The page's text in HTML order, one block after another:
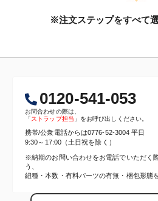
※注文ステップをすべて
0120-541-053
お問合わせの際は、
「ストラップ担当 」をお呼び出しください。
携帯/公衆電話からは0776-52-3004 平日
9:30～17:00（土日祝を除く）
※納期のお問い合わせをお電話でいただく
う、
紐種・本数・有料パーツの有無・梱包形態